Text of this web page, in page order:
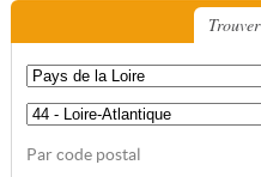
Par code postal